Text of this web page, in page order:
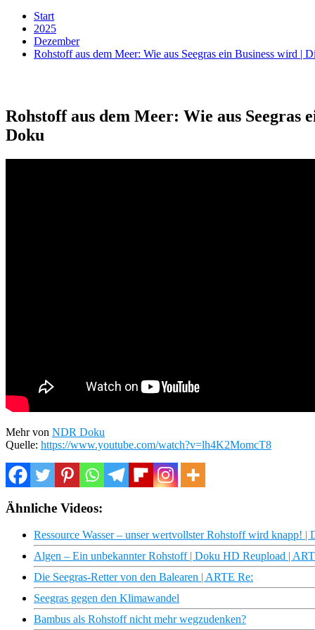
Start
2025
Dezember
Rohstoff aus dem Meer: Wie aus Seegras ein Business wird |
Rohstoff aus dem Meer: Wie aus Seegras
Doku
Mehr von NDR Doku
Quelle: https://www.youtube.com/watch?v=lh4K2MomcT8
Ähnliche Videos:
Ressource Wasser – unser wertvollster Rohstoff wird knapp! |
Algen – Ein unbekannter Rohstoff | Doku HD Reupload |
Die Seegras-Retter von den Balearen | ARTE Re:
Seegras gegen den Klimawandel
Bambus als Rohstoff nicht mehr wegzudenken?